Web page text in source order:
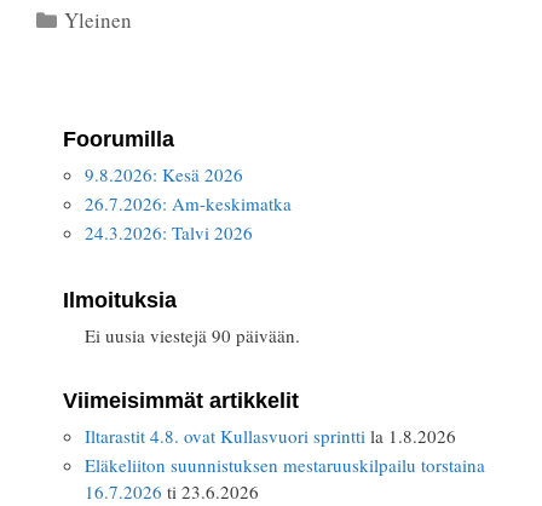
Kategoriat
Yleinen
Foorumilla
9.8.2026: Kesä 2026
26.7.2026: Am-keskimatka
24.3.2026: Talvi 2026
Ilmoituksia
Ei uusia viestejä 90 päivään.
Viimeisimmät artikkelit
Iltarastit 4.8. ovat Kullasvuori sprintti la 1.8.2026
Eläkeliiton suunnistuksen mestaruuskilpailu torstaina
16.7.2026 ti 23.6.2026